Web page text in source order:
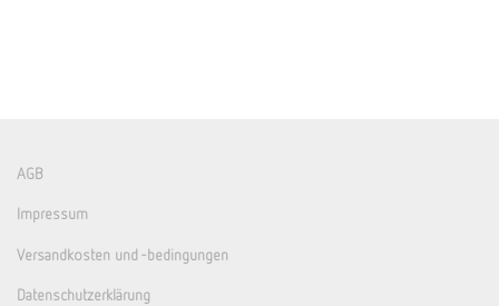
AGB
Impressum
Versandkosten und -bedingungen
Datenschutzerklärung